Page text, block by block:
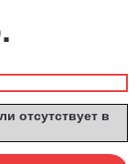
отсутствует в